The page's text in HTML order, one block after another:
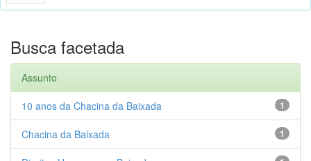
Busca facetada
Assunto
1
10 anos da Chacina da Baixada
1
Chacina da Baixada